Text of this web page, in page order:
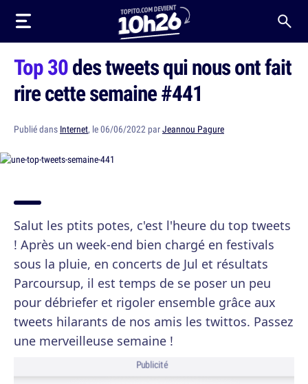
Top 30des tweets qui nous ont fait
rire cette semaine #441
Publié dans Internet, le 06/06/2022 parJeannou Pagure
Salut les ptits potes, c'est l'heure du top tweets
! Après un week-end bien chargé en festivals
sous la pluie, en concerts de Jul et résultats
Parcoursup, il est temps de se poser un peu
pour débriefer et rigoler ensemble grâce aux
tweets hilarants de nos amis les twittos. Passez
une merveilleuse semaine !
Publicité